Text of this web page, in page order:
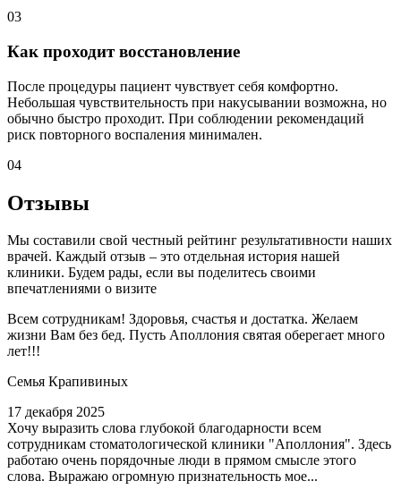
03
Как проходит восстановление
После процедуры пациент чувствует себя комфортно.
Небольшая чувствительность при накусывании возможна, но
обычно быстро проходит. При соблюдении рекомендаций
риск повторного воспаления минимален.
04
Отзывы
Мы составили свой честный рейтинг результативности наших
врачей. Каждый отзыв – это отдельная история нашей
клиники. Будем рады, если вы поделитесь своими
впечатлениями о визите
Всем сотрудникам! Здоровья, счастья и достатка. Желаем
жизни Вам без бед. Пусть Аполлония святая оберегает много
лет!!!
Семья Крапивиных
17 декабря 2025
Хочу выразить слова глубокой благодарности всем
сотрудникам стоматологической клиники "Аполлония". Здесь
работаю очень порядочные люди в прямом смысле этого
слова. Выражаю огромную признательность мое...